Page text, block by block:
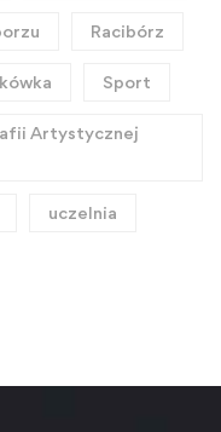
Racibórz
Sport
Artystycznej
uczelnia